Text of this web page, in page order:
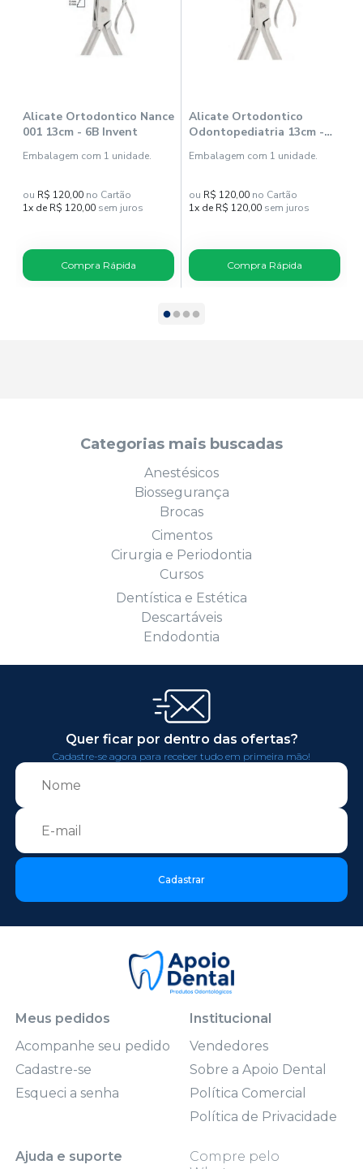
Alicate Ortodontico Nance
001 13cm - 6B Invent
Embalagem com 1 unidade.
ou R$ 120,00 no Cartão
1x de R$ 120,00 sem juros
Compra Rápida
Alicate Ortodontico
Odontopediatria 13cm -
Embalagem com 1 unidade.
ou R$ 120,00 no Cartão
1x de R$ 120,00 sem juros
Compra Rápida
Categorias mais buscadas
Anestésicos
Biossegurança
Brocas
Cimentos
Cirurgia e Periodontia
Cursos
Dentística e Estética
Descartáveis
Endodontia
Quer ficar por dentro das ofertas?
Cadastre-se agora para receber tudo em primeira mão!
Cadastrar
Meus pedidos
Acompanhe seu pedido
Cadastre-se
Esqueci a senha
Institucional
Vendedores
Sobre a Apoio Dental
Política Comercial
Política de Privacidade
Ajuda e suporte
Compre pelo